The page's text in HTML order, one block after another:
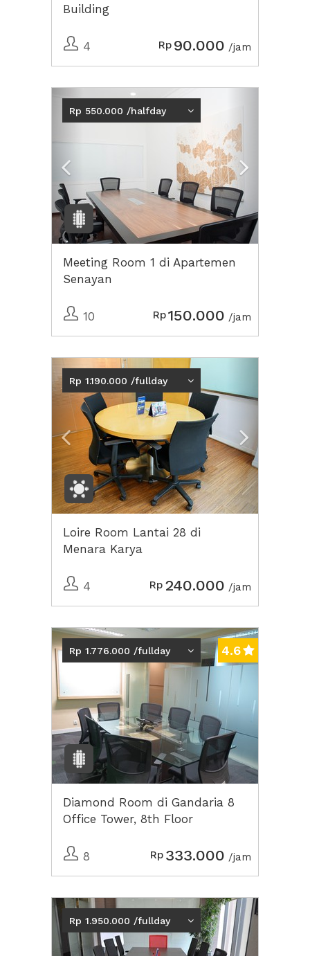
Building
4 Rp 90.000 /jam
Previous
Rp 550.000 /halfday
Meeting Room 1 di Apartemen
Senayan
10 Rp150.000 /jam
Previous
Rp 1.190.000 /fullday
Loire Room Lantai 28 di
Menara Karya
4 Rp 240.000 /jam
Rp 1.776.000 /fullday 4.6
Diamond Room di Gandaria 8
Office Tower, 8th Floor
8 Rp 333.000 /jam
Previous Next2
Rp 1.950.000 /fullday